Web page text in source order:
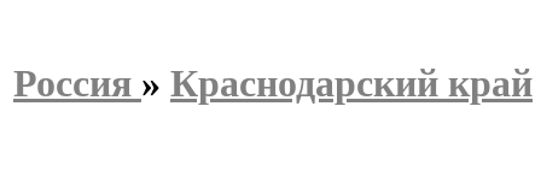
Россия » Краснодарский край